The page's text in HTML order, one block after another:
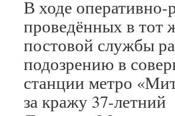
В ходе
проведённых в тот
постовой службы
подозрению в
станции метро
за кражу 37-